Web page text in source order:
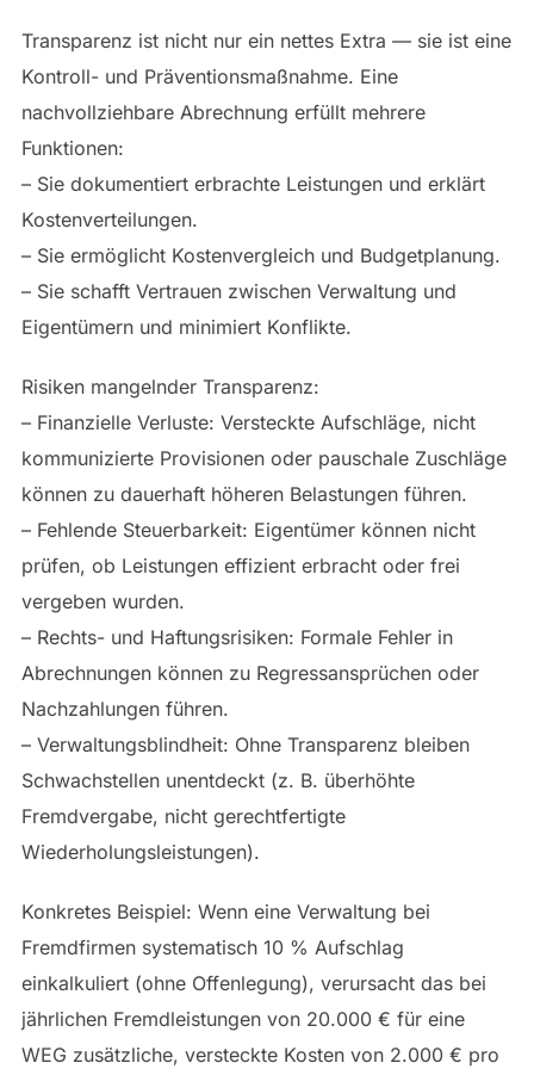
Transparenz ist nicht nur ein nettes Extra — sie ist eine
Kontroll- und Präventionsmaßnahme. Eine
nachvollziehbare Abrechnung erfüllt mehrere
Funktionen:
– Sie dokumentiert erbrachte Leistungen und erklärt
Kostenverteilungen.
– Sie ermöglicht Kostenvergleich und Budgetplanung.
– Sie schafft Vertrauen zwischen Verwaltung und
Eigentümern und minimiert Konflikte.
Risiken mangelnder Transparenz:
– Finanzielle Verluste: Versteckte Aufschläge, nicht
kommunizierte Provisionen oder pauschale Zuschläge
können zu dauerhaft höheren Belastungen führen.
– Fehlende Steuerbarkeit: Eigentümer können nicht
prüfen, ob Leistungen effizient erbracht oder frei
vergeben wurden.
– Rechts- und Haftungsrisiken: Formale Fehler in
Abrechnungen können zu Regressansprüchen oder
Nachzahlungen führen.
– Verwaltungsblindheit: Ohne Transparenz bleiben
Schwachstellen unentdeckt (z. B. überhöhte
Fremdvergabe, nicht gerechtfertigte
Wiederholungsleistungen).
Konkretes Beispiel: Wenn eine Verwaltung bei
Fremdfirmen systematisch 10 % Aufschlag
einkalkuliert (ohne Offenlegung), verursacht das bei
jährlichen Fremdleistungen von 20.000 € für eine
WEG zusätzliche, versteckte Kosten von 2.000 € pro